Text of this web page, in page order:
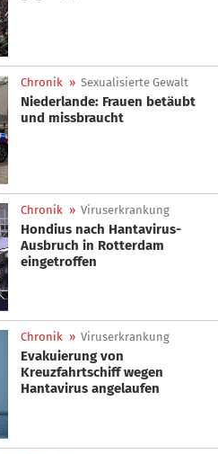
Chronik » Sexualisierte Gewalt
Niederlande: Frauen betäubt
und missbraucht
Chronik » Viruserkrankung
Hondius nach Hantavirus-
Ausbruch in Rotterdam
eingetroffen
Chronik » Viruserkrankung
Evakuierung von
Kreuzfahrtschiff wegen
Hantavirus angelaufen